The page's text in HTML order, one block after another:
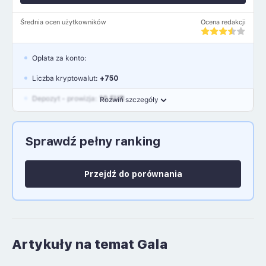
Średnia ocen użytkowników Ocena redakcji
Rozwiń szczegóły
Opłata za konto:
Liczba kryptowalut: +750
Depozyt - prowizja: 10 EUR
Język polski: NIE
Sprawdź pełny ranking
Przejdź do porównania
Artykuły na temat Gala